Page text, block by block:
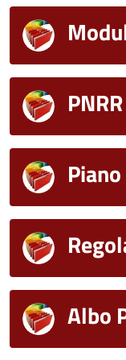
Albo